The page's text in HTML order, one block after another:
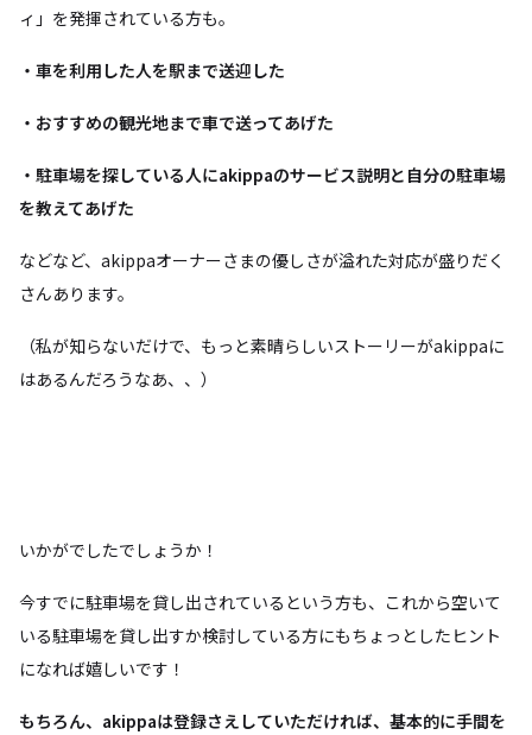
ィ」を発揮されている方も。
・車を利用した人を駅まで送迎した
・おすすめの観光地まで車で送ってあげた
・駐車場を探している人にakippaのサービス説明と自分の駐車場
を教えてあげた
などなど、akippaオーナーさまの優しさが溢れた対応が盛りだく
さんあります。
（私が知らないだけで、もっと素晴らしいストーリーがakippaに
はあるんだろうなあ、、）
いかがでしたでしょうか！
今すでに駐車場を貸し出されているという方も、これから空いて
いる駐車場を貸し出すか検討している方にもちょっとしたヒント
になれば嬉しいです！
もちろん、akippaは登録さえしていただければ、基本的に手間を